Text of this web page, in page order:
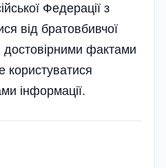
Федерації з
від братовбивчої
достовірними фактами
користуватися
інформації.